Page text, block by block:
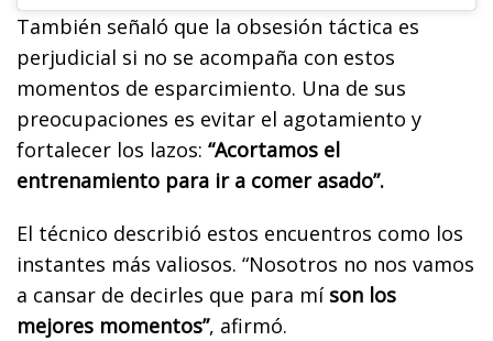
También señaló que la obsesión táctica es
perjudicial si no se acompaña con estos
momentos de esparcimiento. Una de sus
preocupaciones es evitar el agotamiento y
fortalecer los lazos: “Acortamos el
entrenamiento para ir a comer asado”.
El técnico describió estos encuentros como los
instantes más valiosos. “Nosotros no nos vamos
a cansar de decirles que para míson los
mejores momentos”, afirmó.